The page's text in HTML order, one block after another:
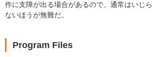
作に支障が出る場合があるので、通常はいじら
ないほうが無難だ。
Program Files